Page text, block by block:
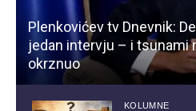
Plenkovićev tv Dnevnik:
jedan intervju – i tsunami
okrznuo
KOLUMNE